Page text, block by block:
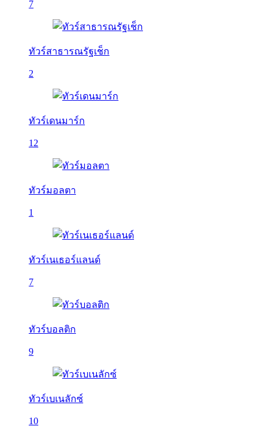
7
ทัวร์สาธารณรัฐเช็ก
2
ทัวร์เดนมาร์ก
12
ทัวร์มอลตา
1
ทัวร์เนเธอร์แลนด์
7
ทัวร์บอลติก
9
ทัวร์เบเนลักซ์
10